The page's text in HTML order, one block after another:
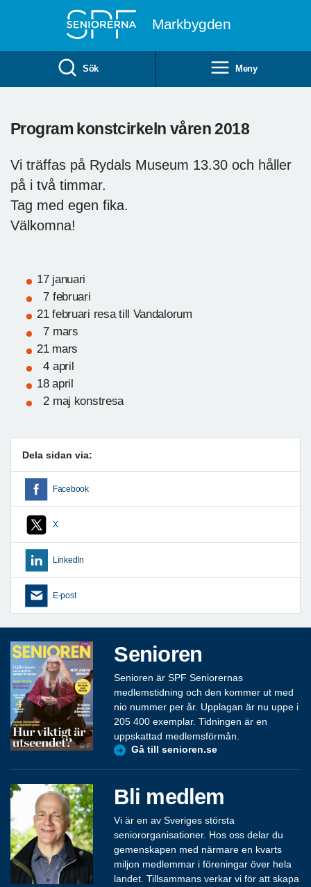
Markbygden
Sök Meny
Program konstcirkeln våren 2018
Vi träffas på Rydals Museum 13.30 och håller
på i två timmar.
Tag med egen fika.
Välkomna!
17 januari
7 februari
21 februari resa till Vandalorum
7 mars
21 mars
4 april
18 april
2 maj konstresa
Dela sidan via:
Facebook
X
LinkedIn
E-post
Senioren
Senioren är SPF Seniorernas
medlemstidning och den kommer ut med
nio nummer per år. Upplagan är nu uppe i
205 400 exemplar. Tidningen är en
uppskattad medlemsförmån.
Gå till senioren.se
Bli medlem
Vi är en av Sveriges största
seniororganisationer. Hos oss delar du
gemenskapen med närmare en kvarts
miljon medlemmar i föreningar över hela
landet. Tillsammans verkar vi för att skapa